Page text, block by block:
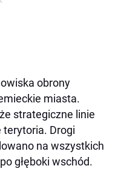
obrony
miasta.
strategiczne linie
terytoria. Drogi
na wszystkich
głęboki wschód.